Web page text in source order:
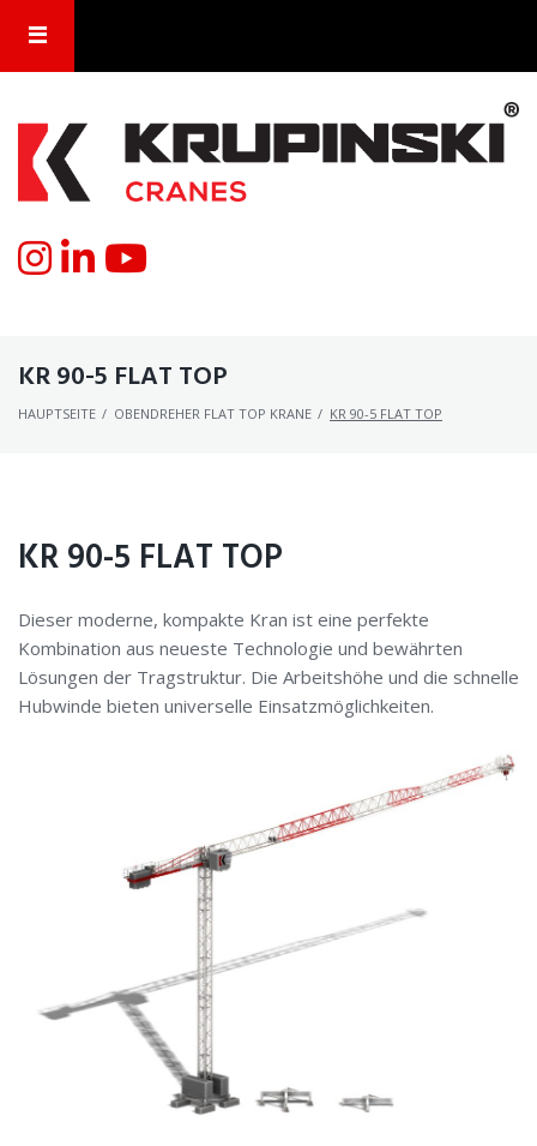
KR 90-5 FLAT TOP
HAUPTSEITE / OBENDREHER FLAT TOP KRANE / KR 90-5 FLAT TOP
KR 90-5 FLAT TOP
Dieser moderne, kompakte Kran ist eine perfekte
Kombination aus neueste Technologie und bewährten
Lösungen der Tragstruktur. Die Arbeitshöhe und die schnelle
Hubwinde bieten universelle Einsatzmöglichkeiten.